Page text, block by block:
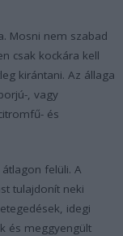
Mosni nem szabad
csak kockára kell
kirántani. Az állaga
, vagy
és
felüli. A
tulajdonít neki
idegi
és meggyengült